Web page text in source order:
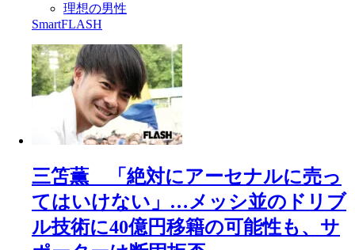
理想の男性
SmartFLASH
三笘薫 「絶対にアーセナルに売っ
てはいけない」…メッシ並のドリブ
ル技術に40億円移籍の可能性も、サ